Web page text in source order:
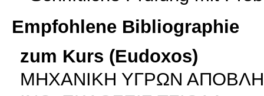
Empfohlene Bibliographie
zum Kurs (Eudoxos)
ΜΗΧΑΝΙΚΗ ΥΓΡΩΝ